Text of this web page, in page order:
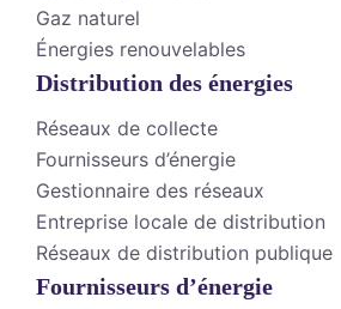
Gaz naturel
Énergies renouvelables
Distribution des énergies
Réseaux de collecte
Fournisseurs d’énergie
Gestionnaire des réseaux
Entreprise locale de distribution
Réseaux de distribution publique
Fournisseurs d’énergie